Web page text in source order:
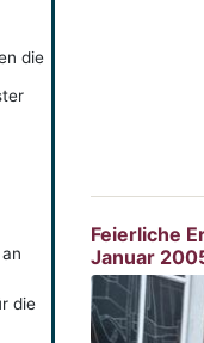
die
die
Feierliche
Januar